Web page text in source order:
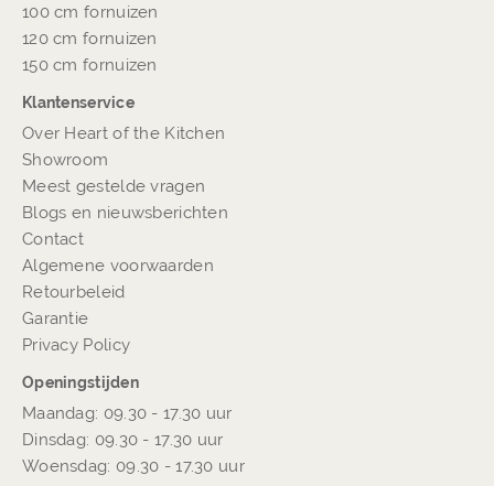
100 cm fornuizen
120 cm fornuizen
150 cm fornuizen
Klantenservice
Over Heart of the Kitchen
Showroom
Meest gestelde vragen
Blogs en nieuwsberichten
Contact
Algemene voorwaarden
Retourbeleid
Garantie
Privacy Policy
Openingstijden
Maandag: 09.30 - 17.30 uur
Dinsdag: 09.30 - 17.30 uur
Woensdag: 09.30 - 17.30 uur